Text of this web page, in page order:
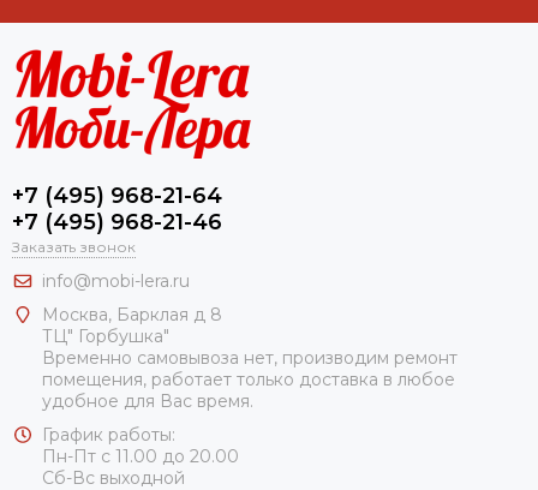
+7 (495) 968-21-64
+7 (495) 968-21-46
Заказать звонок
info@mobi-lera.ru
Москва, Барклая д 8
ТЦ" Горбушка"
Временно самовывоза нет, производим ремонт
помещения, работает только доставка в любое
удобное для Вас время.
График работы:
Пн-Пт с 11.00 до 20.00
Сб-Вс выходной